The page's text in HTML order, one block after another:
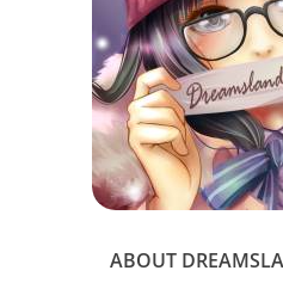
ABOUT